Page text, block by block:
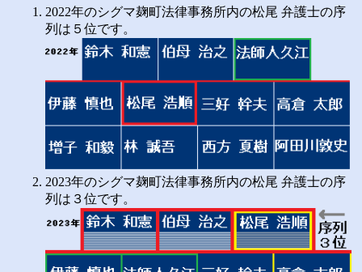
2022年のシグマ麹町法律事務所内の松尾 弁護士の序
列は５位です。
2023年のシグマ麹町法律事務所内の松尾 弁護士の序
列は３位です。